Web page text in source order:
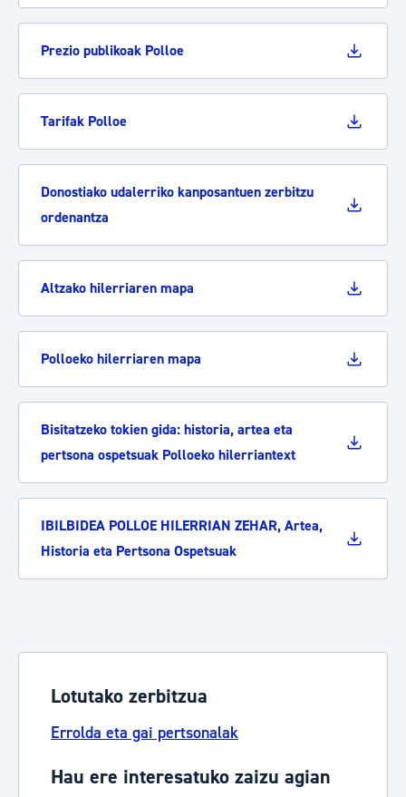
Prezio publikoak Polloe
Tarifak Polloe
Donostiako udalerriko kanposantuen zerbitzu
ordenantza
Altzako hilerriaren mapa
Polloeko hilerriaren mapa
Bisitatzeko tokien gida: historia, artea eta
pertsona ospetsuak Polloeko hilerriantext
IBILBIDEA POLLOE HILERRIAN ZEHAR, Artea,
Historia eta Pertsona Ospetsuak
Lotutako zerbitzua
Errolda eta gai pertsonalak
Hau ere interesatuko zaizu agian